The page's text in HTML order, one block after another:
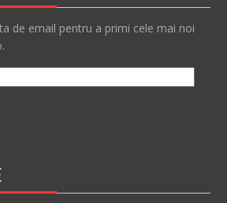
de email pentru a primi cele mai noi